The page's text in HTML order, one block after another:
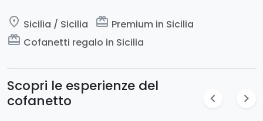
place Sicilia / Sicilia card_giftcard Premium in Sicilia
card_giftcard Cofanetti regalo in Sicilia
Scopri le esperienze del
cofanetto
chevron_left chevron_right